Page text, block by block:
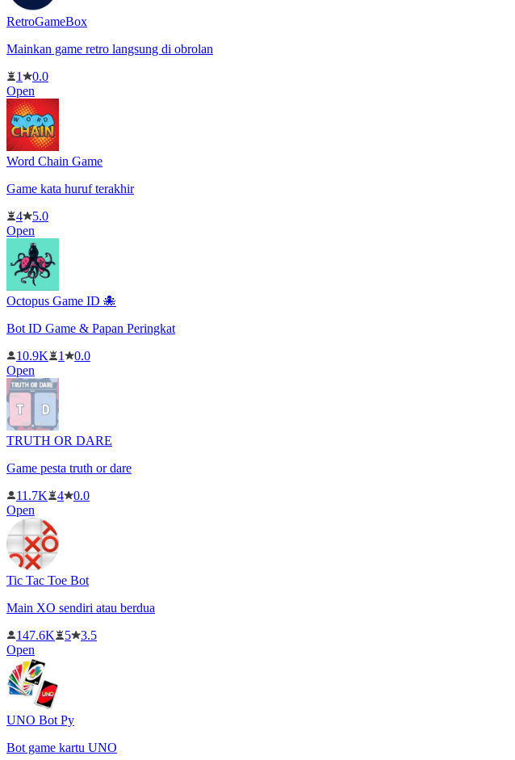
RetroGameBox
Mainkan game retro langsung di obrolan
1
0.0
Open
Word Chain Game
Game kata huruf terakhir
4
5.0
Open
Octopus Game ID 🐙
Bot ID Game & Papan Peringkat
10.9K
1
0.0
Open
TRUTH OR DARE
Game pesta truth or dare
11.7K
4
0.0
Open
Tic Tac Toe Bot
Main XO sendiri atau berdua
147.6K
5
3.5
Open
UNO Bot Py
Bot game kartu UNO